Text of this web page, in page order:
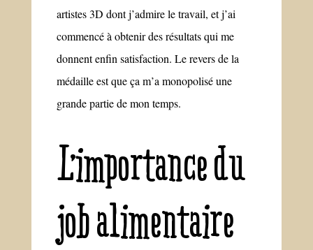
artistes 3D dont j’admire le travail, et j’ai
commencé à obtenir des résultats qui me
donnent enfin satisfaction. Le revers de la
médaille est que ça m’a monopolisé une
grande partie de mon temps.
L’importance du
job alimentaire